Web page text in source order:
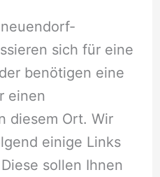
sich für eine
benötigen eine
einen
diesem Ort. Wir
einige Links
sollen Ihnen